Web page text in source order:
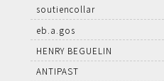
soutiencollar
eb.a.gos
HENRY BEGUELIN
ANTIPAST